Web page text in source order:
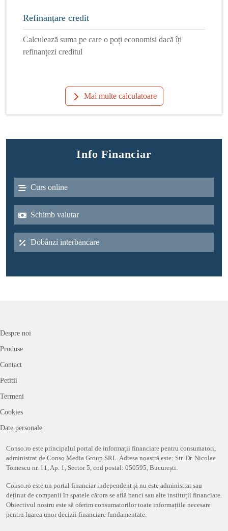
Refinanțare credit
Calculează suma pe care o poți economisi dacă îți
refinanțezi creditul
Mai multe calculatoare
Info Financiar
Curs online
Schimb valutar
Dobânzi interbancare
Despre noi
Produse
Contact
Petitii
Termeni
Cookies
Date personale
Conso.ro este principalul portal de informații financiare pentru consumatori,
administrat de Conso Media Group SRL. Adresa noastră este: Str. Dr. Nicolae
Tomescu nr. 11, Ap. 1, Sector 5, cod postal: 050595, București.
Conso.ro este un portal financiar independent și nu este administrat sau
deținut de companii în spatele cărora se află banci sau alte instituții financiare.
Obiectivul nostru este să oferim consumatorilor toate informațiile necesare
pentru luarea unor decizii financiare fundamentate.